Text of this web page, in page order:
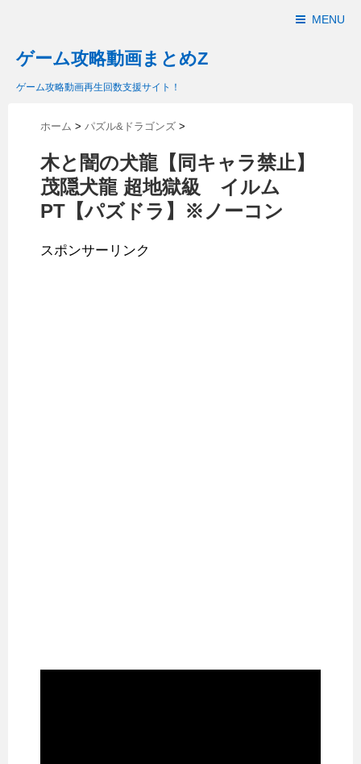
MENU
ゲーム攻略動画まとめZ
ゲーム攻略動画再生回数支援サイト！
ホーム > パズル&ドラゴンズ >
木と闇の犬龍【同キャラ禁止】
茂隠犬龍 超地獄級 イルム
PT【パズドラ】※ノーコン
スポンサーリンク